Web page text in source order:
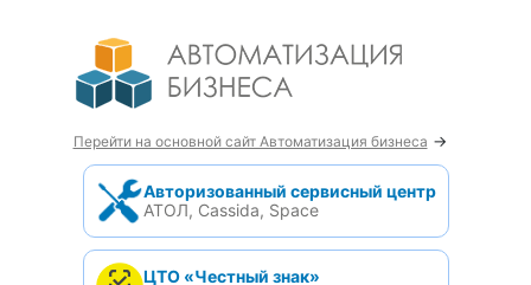
Перейти на основной сайт Автоматизация бизнеса →
Авторизованный сервисный центр
АТОЛ, Cassida, Space
ЦТО «Честный знак»